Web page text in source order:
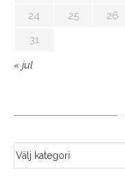
24
25 26
31
« jul